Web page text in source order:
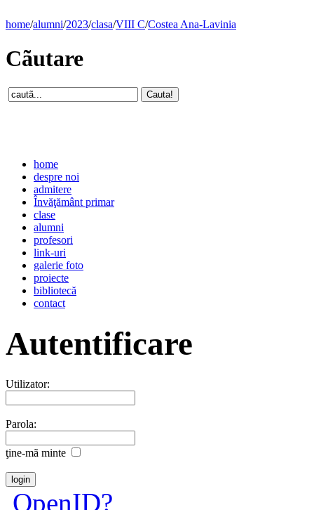
home/alumni/2023/clasa/VIII C/Costea Ana-Lavinia
Cãutare
home
despre noi
admitere
Învăţământ primar
clase
alumni
profesori
link-uri
galerie foto
proiecte
bibliotecă
contact
Autentificare
Utilizator:
Parola:
ţine-mã minte
OpenID?